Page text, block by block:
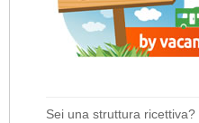
Sei una struttura ricettiva?